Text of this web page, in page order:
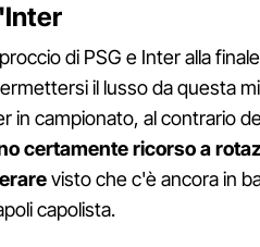
di PSG e Inter alla
il lusso da questa
in campionato, al contrario
certamente ricorso a
visto che c'è ancora in
capolista.